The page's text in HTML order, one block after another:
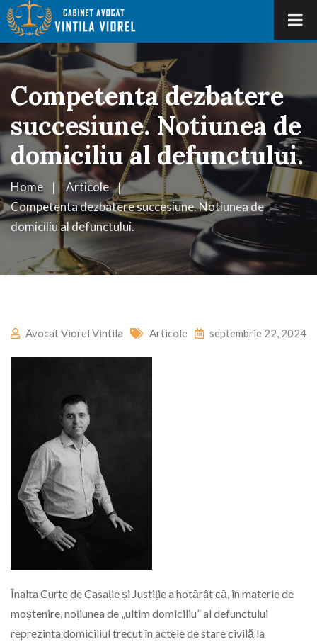
Competenta dezbatere
succesiune. Notiunea de
domiciliu al defunctului.
Home
Articole
Competenta dezbatere succesiune. Notiunea de
domiciliu al defunctului.
Avocat Viorel Vintila Articole septembrie 22, 2024
Înalta Curte de Casație și Justiție a hotărât că, în materie de
moștenire, noțiunea de „ultim domiciliu” al defunctului
reprezinta domiciliul trecut în actele de stare civilă la